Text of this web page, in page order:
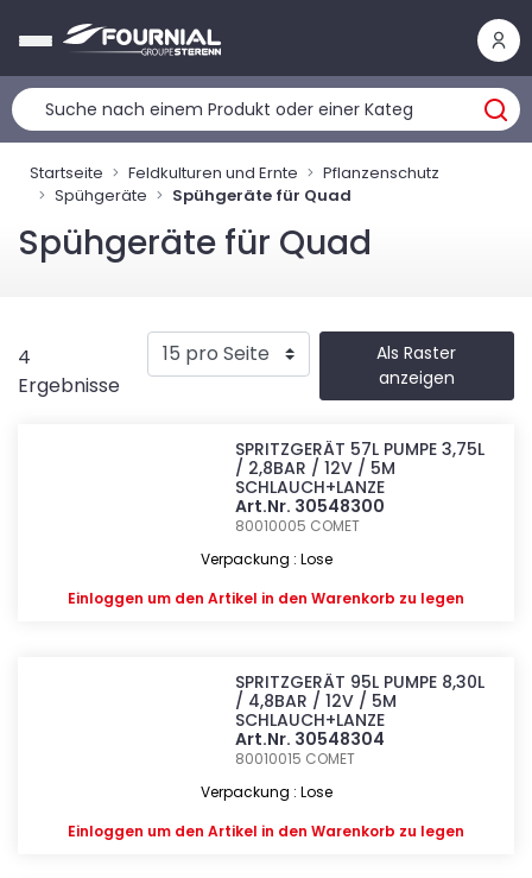
Startseite Feldkulturen und Ernte
Pflanzenschutz
Spühgeräte
Spühgeräte für Quad
Spühgeräte für Quad
4
Ergebnisse
Als Raster
anzeigen
SPRITZGERÄT 57L PUMPE 3,75L
/ 2,8BAR / 12V / 5M
SCHLAUCH+LANZE
Art.Nr. 30548300
80010005 COMET
Verpackung : Lose
Einloggen um den Artikel in den Warenkorb zu legen
SPRITZGERÄT 95L PUMPE 8,30L
/ 4,8BAR / 12V / 5M
SCHLAUCH+LANZE
Art.Nr. 30548304
80010015 COMET
Verpackung : Lose
Einloggen um den Artikel in den Warenkorb zu legen